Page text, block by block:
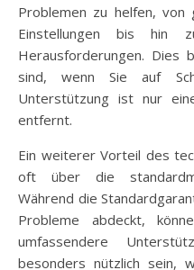
Problemen zu helfen, von
Einstellungen bis hin
Herausforderungen. Dies
sind, wenn Sie auf
Unterstützung ist nur
entfernt.
Ein weiterer Vorteil des
oft über die
Während die
Probleme abdeckt,
umfassendere
besonders nützlich sein,